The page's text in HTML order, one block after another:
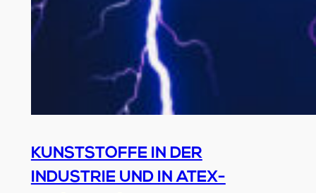
KUNSTSTOFFE IN DER
INDUSTRIE UND IN ATEX-